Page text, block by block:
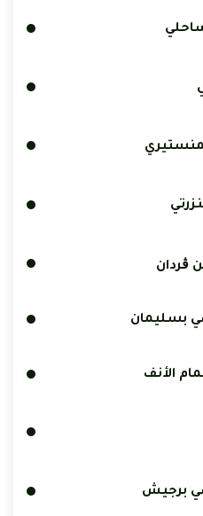
ڨردان
بسليمان
الأنف
برجيش